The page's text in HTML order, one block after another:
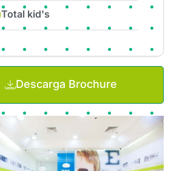
Total kid's
Descarga Brochure